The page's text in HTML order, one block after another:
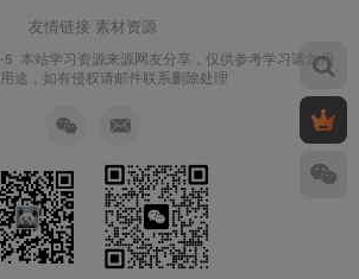
友情链接 素材资源
5 本站学习资源来源网友分享，仅供参考学习请勿用
途，如有侵权请邮件联系删除处理